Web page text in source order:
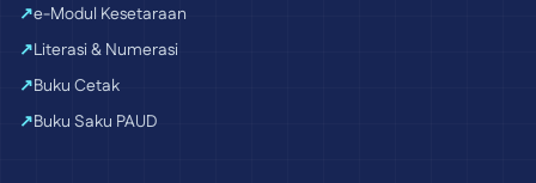
e-Modul Kesetaraan
Literasi & Numerasi
Buku Cetak
Buku Saku PAUD